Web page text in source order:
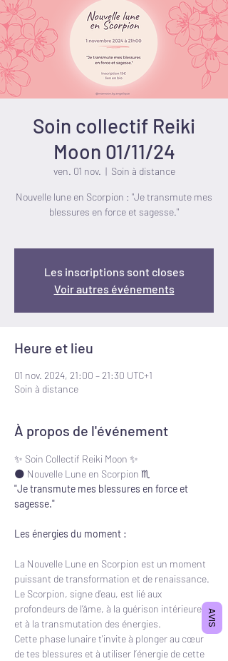
Soin collectif Reiki
Moon 01/11/24
ven. 01 nov.
  |
Soin à distance
Nouvelle lune en Scorpion : "Je transmute mes
blessures en force et sagesse."
Les inscriptions sont closes
Voir autres événements
Heure et lieu
01 nov. 2024, 21:00 – 21:30 UTC+1
Soin à distance
À propos de l'événement
✨ Soin Collectif Reiki Moon ✨
🌑 Nouvelle Lune en Scorpion ♏️
"Je transmute mes blessures en force et
sagesse."
Les énergies du moment :
La Nouvelle Lune en Scorpion est un moment
puissant de transformation et de renaissance.
Le Scorpion, signe d’eau, est lié aux
profondeurs de l’âme, à la guérison intérieure
et à la transmutation des énergies.
Cette phase lunaire t'invite à plonger au cœur
de tes blessures et à utiliser l’énergie de cette
AVIS